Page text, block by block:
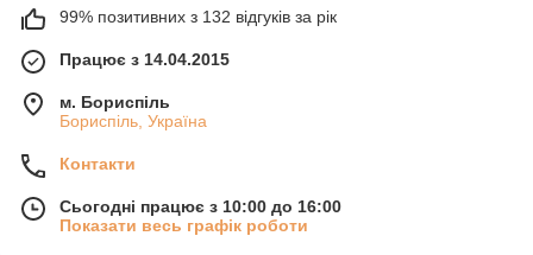
99% позитивних з 132 відгуків за рік
Працює з 14.04.2015
м. Бориспіль
Бориспіль, Україна
Контакти
Сьогодні працює з 10:00 до 16:00
Показати весь графік роботи